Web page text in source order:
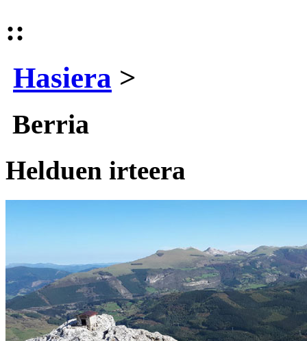
::
Hasiera >
Berria
Helduen irteera